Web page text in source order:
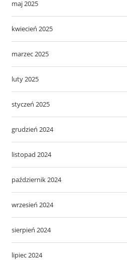
maj 2025
kwiecień 2025
marzec 2025
luty 2025
styczeń 2025
grudzień 2024
listopad 2024
październik 2024
wrzesień 2024
sierpień 2024
lipiec 2024